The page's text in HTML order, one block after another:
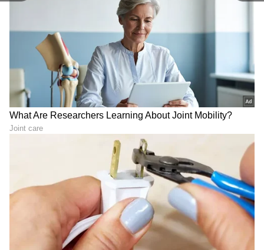
ಇಲ್ಲ ಎಂದರು. ಕೊನೆಗೆ ನಾಚುತ್ತಲೇ ತಾವು ಮದುವೆಯಾಗುವ
ಹುಡುಗಿಯ ಹೆಸರು ದುರ್ಗಾ ಎಂದು ಬಾಯ್ಬಿಟ್ಟರು. ಏನು
ಮಾಡ್ತಾರೆ ಎಂದಾಗ ಮನೆಯಲ್ಲಿ ಇರ್‍ತಾಳೆ ಎಂದರು. ಮದುವೆ
ಯಾವಾಗ ಎಂದಾಗ ಸರಿಯಾದ ಉತ್ತರವನ್ನು ಹನುಮಂತು
ನೀಡಲಿಲ್ಲ. ಸದ್ಯ ಯಾರೀ ದುರ್ಗಾ ಎನ್ನುವ ಬಗ್ಗೆ ಹನುಮಂತು
ಫ್ಯಾನ್ಸ್‌ ಹುಡುಕಾಟ ನಡೆಸಿದ್ದಾರೆ.
LATEST VIDEOS